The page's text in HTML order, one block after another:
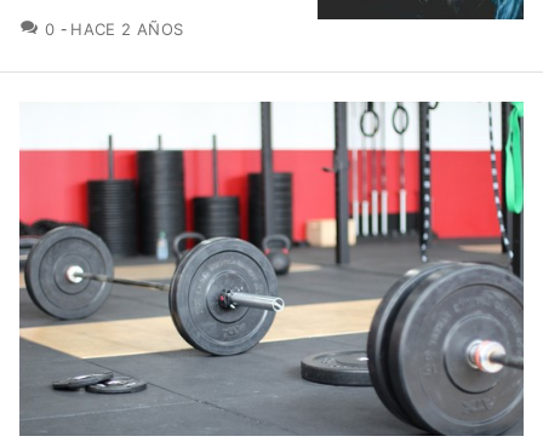
0 COMENTARIOS
HACE 2 AÑOS